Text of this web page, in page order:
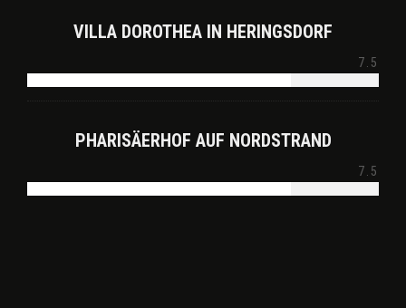
VILLA DOROTHEA IN HERINGSDORF
7.5
PHARISÄERHOF AUF NORDSTRAND
7.5